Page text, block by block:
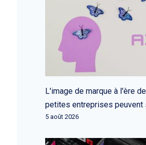
L'image de marque à l'ère
petites entreprises peuvent
5 août 2026